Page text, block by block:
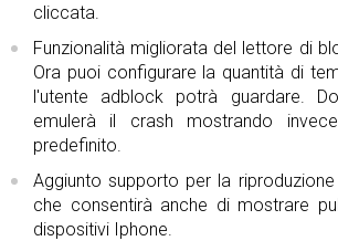
cliccata.
Funzionalità migliorata del lettore di
Ora puoi configurare la quantità di
l'utente adblock potrà guardare.
emulerà il crash mostrando
predefinito.
Aggiunto supporto per la
che consentirà anche di mostrare
dispositivi Iphone.